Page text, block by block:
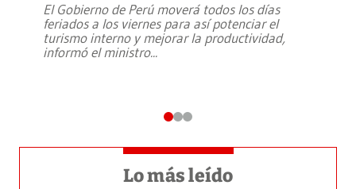
El Gobierno de Perú moverá todos los días
feriados a los viernes para así potenciar el
turismo interno y mejorar la productividad,
informó el ministro...
Lo más leído